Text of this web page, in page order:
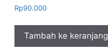
Rp90.000
Tambah ke keranjang